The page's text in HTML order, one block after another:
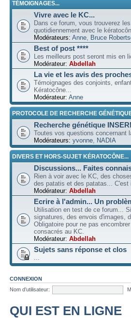
TÉMOIGNAGES...
Vivre avec le KC...
Dans ce forum, vous trouverez
quotidiennement avec le
Modérateurs: Anne, Bruce
Best of post ****
Les meilleurs post seront mis en
Modérateur: Abdellah
La vie et les avis des
Témoignages des conjoints,
Kératocône...
Modérateur: Anne
PROTOCOLE DE RECHERCHE
Recherche génétique
Toutes vos questions concernant
Modérateurs: yvonne, NADIA
DIVERS ET HORS-SUJET KÉRATOCÔNE...
Discussions... Faites
Rien à voir avec le KC, des
des patatis et des patatas... C'est
Modérateur: Abdellah
Ecrire à l'admin... Un
Utilisation en test de ce forum...
signatures, des envois d'images,
Obligatoire pour ne pas
consacrés au KC.
Modérateur: Abdellah
Sujets sans réponse et clos
...
CONNEXION
Nom d’utilisateur:
QUI EST EN LIGNE